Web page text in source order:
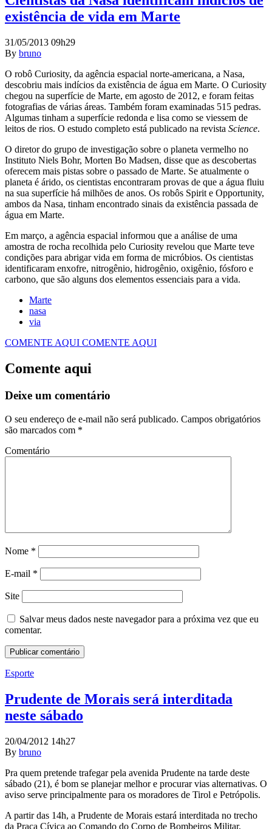
existência de vida em Marte
31/05/2013 09h29
By bruno
O robô Curiosity, da agência espacial norte-americana, a Nasa,
descobriu mais indícios da existência de água em Marte. O Curiosity
chegou na superfície de Marte, em agosto de 2012, e foram feitas
fotografias de várias áreas. Também foram examinadas 515 pedras.
Algumas tinham a superfície redonda e lisa como se viessem de
leitos de rios. O estudo completo está publicado na revista Science.
O diretor do grupo de investigação sobre o planeta vermelho no
Instituto Niels Bohr, Morten Bo Madsen, disse que as descobertas
oferecem mais pistas sobre o passado de Marte. Se atualmente o
planeta é árido, os cientistas encontraram provas de que a água fluiu
na sua superfície há milhões de anos. Os robôs Spirit e Opportunity,
ambos da Nasa, tinham encontrado sinais da existência passada de
água em Marte.
Em março, a agência espacial informou que a análise de uma
amostra de rocha recolhida pelo Curiosity revelou que Marte teve
condições para abrigar vida em forma de micróbios. Os cientistas
identificaram enxofre, nitrogênio, hidrogênio, oxigênio, fósforo e
carbono, que são alguns dos elementos essenciais para a vida.
Marte
nasa
via
COMENTE AQUI COMENTE AQUI
Comente aqui
Deixe um comentário
O seu endereço de e-mail não será publicado. Campos obrigatórios
são marcados com *
Comentário
Nome *
E-mail *
Site
Salvar meus dados neste navegador para a próxima vez que eu
comentar.
Esporte
Prudente de Morais será interditada
neste sábado
20/04/2012 14h27
By bruno
Pra quem pretende trafegar pela avenida Prudente na tarde deste
sábado (21), é bom se planejar melhor e procurar vias alternativas. O
aviso serve principalmente para os moradores de Tirol e Petrópolis.
A partir das 14h, a Prudente de Morais estará interditada no trecho
da Praça Cívica ao Comando do Corpo de Bombeiros Militar.